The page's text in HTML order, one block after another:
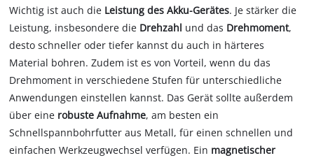
Wichtig ist auch die Leistung des Akku-Gerätes. Je stärker die
Leistung, insbesondere die Drehzahl und das Drehmoment,
desto schneller oder tiefer kannst du auch in härteres
Material bohren. Zudem ist es von Vorteil, wenn du das
Drehmoment in verschiedene Stufen für unterschiedliche
Anwendungen einstellen kannst. Das Gerät sollte außerdem
über eine robuste Aufnahme, am besten ein
Schnellspannbohrfutter aus Metall, für einen schnellen und
einfachen Werkzeugwechsel verfügen. Ein magnetischer